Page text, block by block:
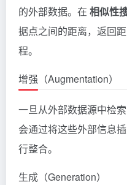
的外部数据。在 相似性
据点之间的距离，返回
程。
增强（Augmentation）
一旦从外部数据源中检
会通过将这些外部信息
行整合。
生成（Generation）